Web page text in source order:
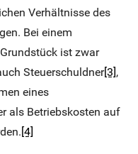
Verhältnisse des
Bei einem
ist zwar
Steuerschuldner[3],
eines
als Betriebskosten auf
[4]